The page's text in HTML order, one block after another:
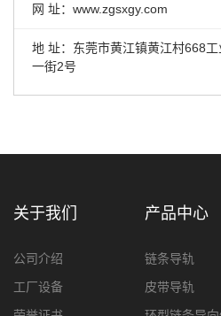
网 址：www.zgsxgy.com
地 址：东莞市黄江镇黄江村668工
一街2号
关于我们
公司介绍
工厂设备
产品中心
链条导轨
皮带导轨